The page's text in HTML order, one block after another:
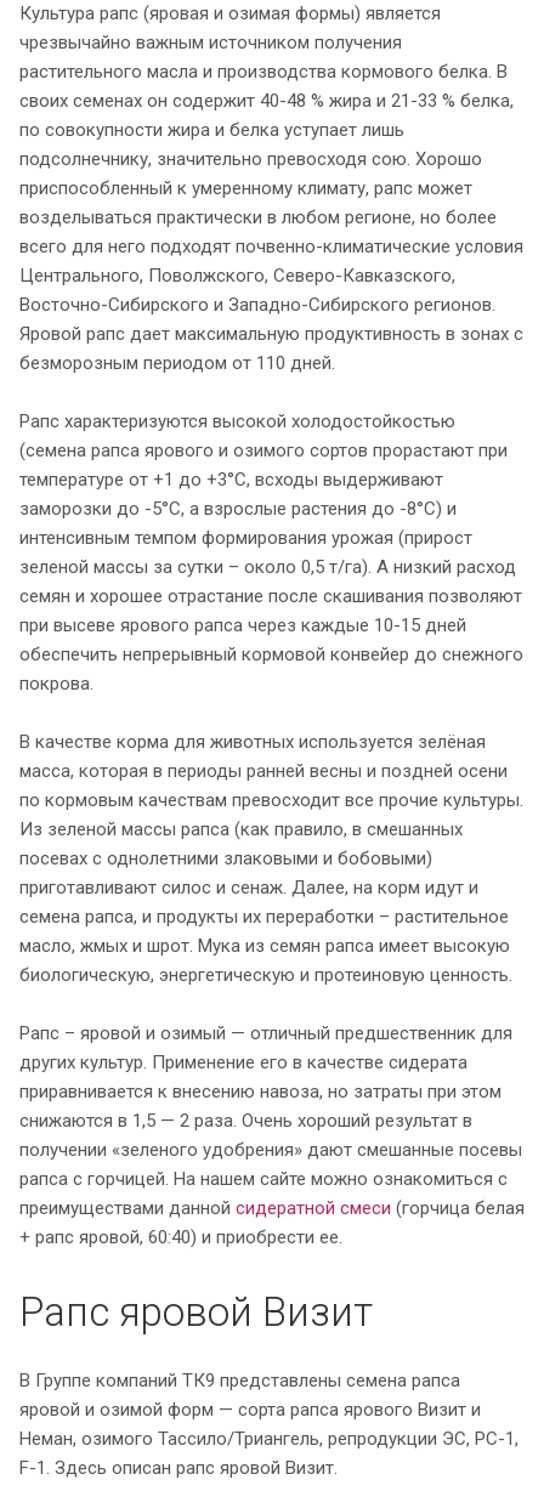
Культура рапс (яровая и озимая формы) является
чрезвычайно важным источником получения
растительного масла и производства кормового белка. В
своих семенах он содержит 40-48 % жира и 21-33 % белка,
по совокупности жира и белка уступает лишь
подсолнечнику, значительно превосходя сою. Хорошо
приспособленный к умеренному климату, рапс может
возделываться практически в любом регионе, но более
всего для него подходят почвенно-климатические условия
Центрального, Поволжского, Северо-Кавказского,
Восточно-Сибирского и Западно-Сибирского регионов.
Яровой рапс дает максимальную продуктивность в зонах с
безморозным периодом от 110 дней.
Рапс характеризуются высокой холодостойкостью
(семена рапса ярового и озимого сортов прорастают при
температуре от +1 до +3°С, всходы выдерживают
заморозки до -5°С, а взрослые растения до -8°С) и
интенсивным темпом формирования урожая (прирост
зеленой массы за сутки – около 0,5 т/га). А низкий расход
семян и хорошее отрастание после скашивания позволяют
при высеве ярового рапса через каждые 10-15 дней
обеспечить непрерывный кормовой конвейер до снежного
покрова.
В качестве корма для животных используется зелёная
масса, которая в периоды ранней весны и поздней осени
по кормовым качествам превосходит все прочие культуры.
Из зеленой массы рапса (как правило, в смешанных
посевах с однолетними злаковыми и бобовыми)
приготавливают силос и сенаж. Далее, на корм идут и
семена рапса, и продукты их переработки – растительное
масло, жмых и шрот. Мука из семян рапса имеет высокую
биологическую, энергетическую и протеиновую ценность.
Рапс – яровой и озимый — отличный предшественник для
других культур. Применение его в качестве сидерата
приравнивается к внесению навоза, но затраты при этом
снижаются в 1,5 — 2 раза. Очень хороший результат в
получении «зеленого удобрения» дают смешанные посевы
рапса с горчицей. На нашем сайте можно ознакомиться с
преимуществами данной сидератной смеси (горчица белая
+ рапс яровой, 60:40) и приобрести ее.
Рапс яровой Визит
В Группе компаний ТК9 представлены семена рапса
яровой и озимой форм — сорта рапса ярового Визит и
Неман, озимого Тассило/Триангель, репродукции ЭС, РС-1,
F-1. Здесь описан рапс яровой Визит.